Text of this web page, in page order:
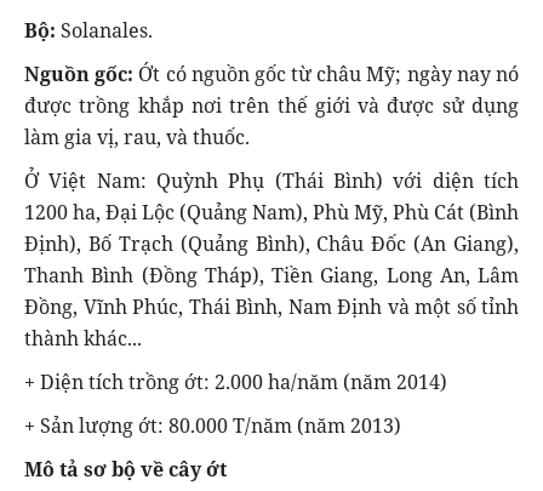
Bộ: Solanales.
Nguồn gốc: Ớt có nguồn gốc từ châu Mỹ; ngày nay nó
được trồng khắp nơi trên thế giới và được sử dụng
làm gia vị, rau, và thuốc.
Ở Việt Nam: Quỳnh Phụ (Thái Bình) với diện tích
1200 ha, Đại Lộc (Quảng Nam), Phù Mỹ, Phù Cát (Bình
Định), Bố Trạch (Quảng Bình), Châu Đốc (An Giang),
Thanh Bình (Đồng Tháp), Tiền Giang, Long An, Lâm
Đồng, Vĩnh Phúc, Thái Bình, Nam Định và một số tỉnh
thành khác...
+ Diện tích trồng ớt: 2.000 ha/năm (năm 2014)
+ Sản lượng ớt: 80.000 T/năm (năm 2013)
Mô tả sơ bộ về cây ớt